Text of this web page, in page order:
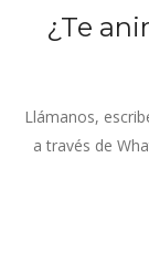
¿Te
Llámanos,
a través de